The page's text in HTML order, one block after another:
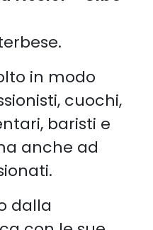
in modo
cuochi,
baristi e
anche ad
dalla